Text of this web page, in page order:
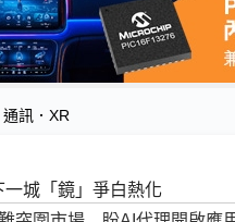
訊．XR
城「鏡」爭白熱化